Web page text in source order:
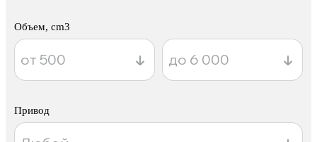
Объем, cm3
Привод